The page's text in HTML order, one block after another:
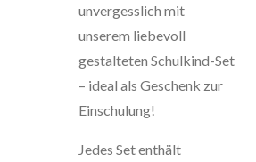
unvergesslich mit
unserem liebevoll
gestalteten Schulkind-Set
– ideal als Geschenk zur
Einschulung!
Jedes Set enthält